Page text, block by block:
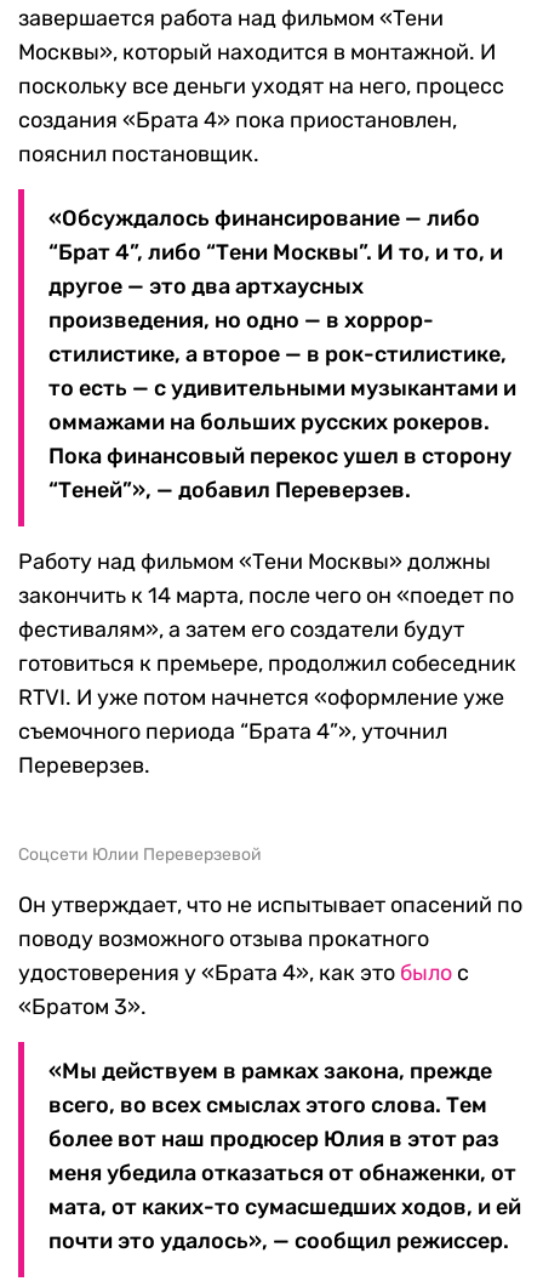
завершается работа над фильмом «Тени
Москвы», который находится в монтажной. И
поскольку все деньги уходят на него, процесс
создания «Брата 4» пока приостановлен,
пояснил постановщик.
«Обсуждалось финансирование — либо
“Брат 4”, либо “Тени Москвы”. И то, и то, и
другое — это два артхаусных
произведения, но одно — в хоррор-
стилистике, a второе — в рок-стилистике,
то есть — с удивительными музыкантами и
оммажами на больших русских рокеров.
Пока финансовый перекос ушел в сторону
“Теней”», — добавил Переверзев.
Работу над фильмом «Тени Москвы» должны
закончить к 14 марта, после чего он «поедет по
фестивалям», а затем его создатели будут
готовиться к премьере, продолжил собеседник
RTVI. И уже потом начнется «оформление уже
съемочного периода “Брата 4”», уточнил
Переверзев.
Соцсети Юлии Переверзевой
Он утверждает, что не испытывает опасений по
поводу возможного отзыва прокатного
удостоверения у «Брата 4», как это было с
«Братом 3».
«Мы действуем в рамках закона, прежде
всего, во всех смыслах этого слова. Тем
более вот наш продюсер Юлия в этот раз
меня убедила отказаться от обнаженки, от
мата, от каких-то сумасшедших ходов, и ей
почти это удалось», — сообщил режиссер.